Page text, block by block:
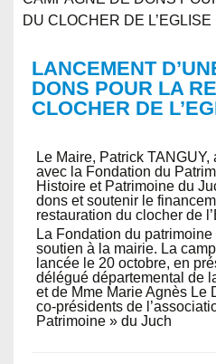
DU CLOCHER DE L’EGLISE
LANCEMENT
DONS POUR LA
CLOCHER DE
Le Maire, Patrick
avec la Fondation du
Histoire et Patrimoine du
dons et soutenir le
restauration du clocher de
La Fondation du
soutien à la mairie. La
lancée le 20 octobre, en
délégué départemental de
et de Mme Marie Agnès Le
co-présidents de
Patrimoine » du Juch